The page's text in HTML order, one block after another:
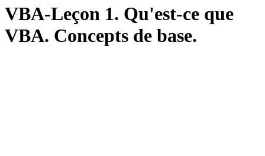
VBA-Leçon 1. Qu'est-ce que
VBA. Concepts de base.